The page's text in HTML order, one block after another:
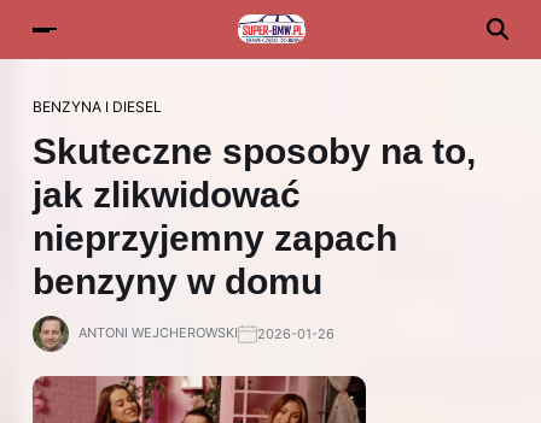
BENZYNA I DIESEL
Skuteczne sposoby na to,
jak zlikwidować
nieprzyjemny zapach
benzyny w domu
ANTONI WEJCHEROWSKI 2026-01-26